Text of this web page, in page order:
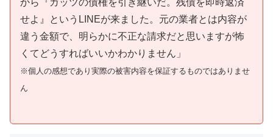
から『ガッツの債権を引き継いだ。残債を即時返済
せよ』というLINEが来ました。元の業者とは内容が
違う金額で、明らかに不正な請求だと思いますが怖
くてどうすればいいかわかりません」
※個人の感想であり実際の被害内容を保証するものではありませ
ん